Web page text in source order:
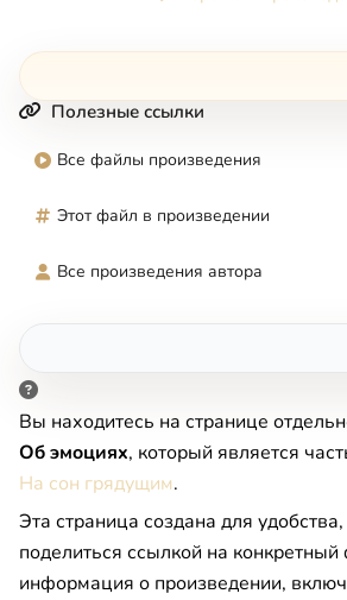
Полезные ссылки
Все файлы произведения
Этот файл в произведении
Все произведения автора
Вы находитесь на странице
Oб эмoцияx, который является
На сон грядущим.
Эта страница создана для
поделиться ссылкой на
информация о произведении,